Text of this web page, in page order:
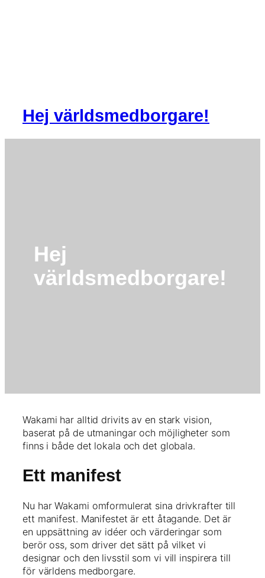
Hej världsmedborgare!
Hej
världsmedborgare!
Wakami har alltid drivits av en stark vision,
baserat på de utmaningar och möjligheter som
finns i både det lokala och det globala.
Ett manifest
Nu har Wakami omformulerat sina drivkrafter till
ett manifest. Manifestet är ett åtagande. Det är
en uppsättning av idéer och värderingar som
berör oss, som driver det sätt på vilket vi
designar och den livsstil som vi vill inspirera till
för världens medborgare.